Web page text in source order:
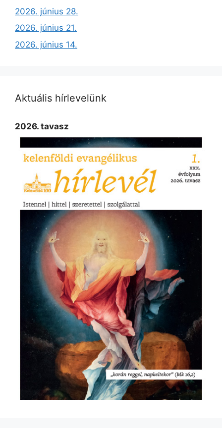
2026. június 28.
2026. június 21.
2026. június 14.
Aktuális hírlevelünk
2026. tavasz